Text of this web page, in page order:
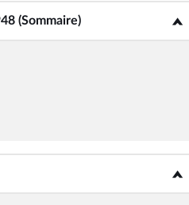
(Sommaire)
n° 2948 (Sommaire)</b>
b>